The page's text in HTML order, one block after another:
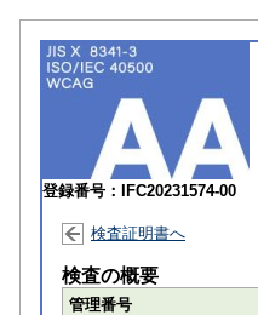
登録番号：IFC20231574-00
検査証明書へ
検査の概要
管理番号